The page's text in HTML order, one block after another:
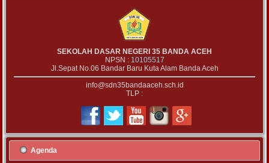
SEKOLAH DASAR NEGERI 35 BANDA ACEH
NPSN : 10105517
Jl.Sepat No.06 Bandar Baru Kuta Alam Banda Aceh
info@sdn35bandaaceh.sch.id
TLP :
Agenda